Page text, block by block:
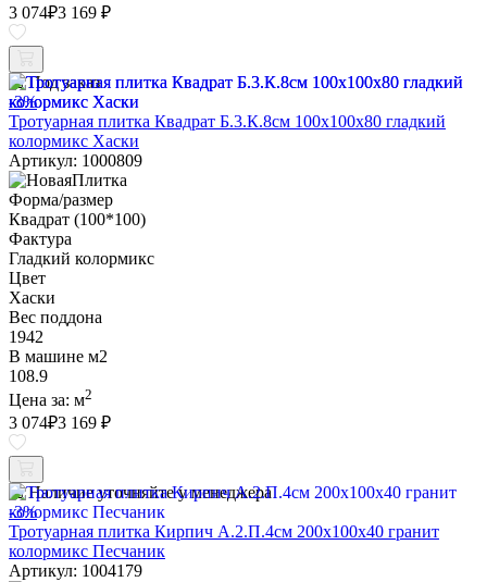
3 074₽3 169 ₽
Под заказ
-3%
Тротуарная плитка Квадрат Б.3.К.8см 100х100х80 гладкий
колормикс Хаски
Артикул: 1000809
Форма/размер
Квадрат (100*100)
Фактура
Гладкий колормикс
Цвет
Хаски
Вес поддона
1942
В машине м2
108.9
Цена за: м2
3 074₽3 169 ₽
Наличие уточняйте у менеджера
-3%
Тротуарная плитка Кирпич А.2.П.4см 200х100х40 гранит
колормикс Песчаник
Артикул: 1004179